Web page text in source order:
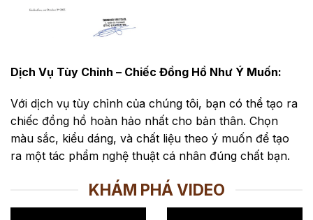
Dịch Vụ Tùy Chỉnh – Chiếc Đồng Hồ Như Ý Muốn:
Với dịch vụ tùy chỉnh của chúng tôi, bạn có thể tạo ra
chiếc đồng hồ hoàn hảo nhất cho bản thân. Chọn
màu sắc, kiểu dáng, và chất liệu theo ý muốn để tạo
ra một tác phẩm nghệ thuật cá nhân đúng chất bạn.
KHÁM PHÁ VIDEO